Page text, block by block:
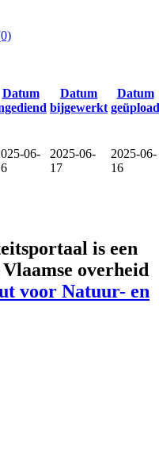
Datum
Datum
bijgewerkt
Datum
geüpload
06-
2025-06-
17
2025-06-
16
is een
overheid
voor Natuur- en